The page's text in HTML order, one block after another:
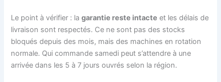
Le point à vérifier : lagarantie reste intacte et les délais de
livraison sont respectés. Ce ne sont pas des stocks
bloqués depuis des mois, mais des machines en rotation
normale. Qui commande samedi peut s’attendre à une
arrivée dans les 5 à 7 jours ouvrés selon la région.